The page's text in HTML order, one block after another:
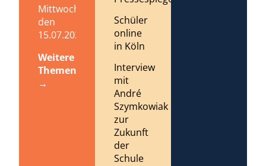
Mittwoch,
den
15.07.2026
Weitere
Themen
→
Schüler
online
in Köln
Interview
mit
André
Szymkowiak
zur
Zukunft
der
Schule